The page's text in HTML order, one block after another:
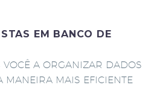
EM BANCO DE
VOCÊ A ORGANIZAR DADOS
MANEIRA MAIS EFICIENTE